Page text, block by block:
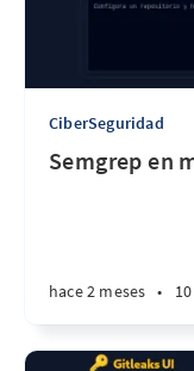
CiberSeguridad
Semgrep en
hace 2 meses •